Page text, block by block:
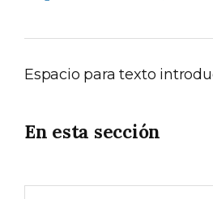
Espacio para texto
En esta sección